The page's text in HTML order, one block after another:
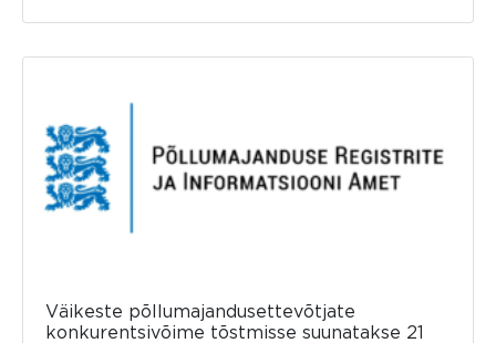
Väikeste põllumajandusettevõtjate
konkurentsivõime tõstmisse suunatakse 21